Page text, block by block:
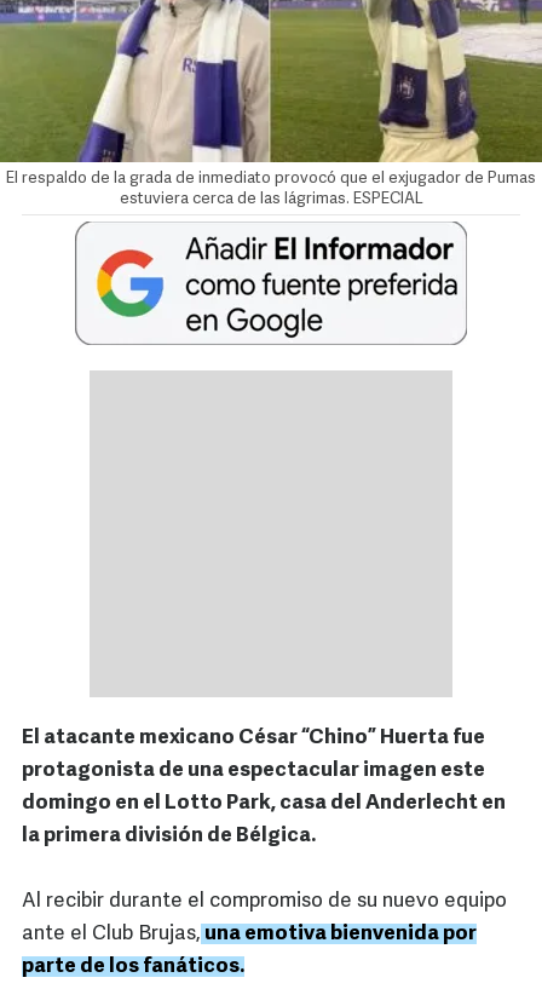
El respaldo de la grada de inmediato provocó que el exjugador de Pumas
estuviera cerca de las lágrimas. ESPECIAL
El atacante mexicano César “Chino” Huerta fue
protagonista de una espectacular imagen este
domingo en el Lotto Park, casa del Anderlecht en
la primera división de Bélgica.
Al recibir durante el compromiso de su nuevo equipo
ante el Club Brujas, una emotiva bienvenida por
parte de los fanáticos.